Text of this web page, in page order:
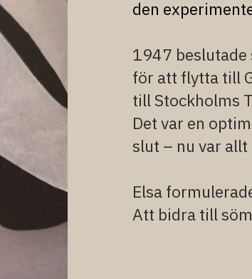
den
1947 beslutade
för att flytta till
till Stockholms
Det var en
slut – nu var
Elsa
Att bidra till